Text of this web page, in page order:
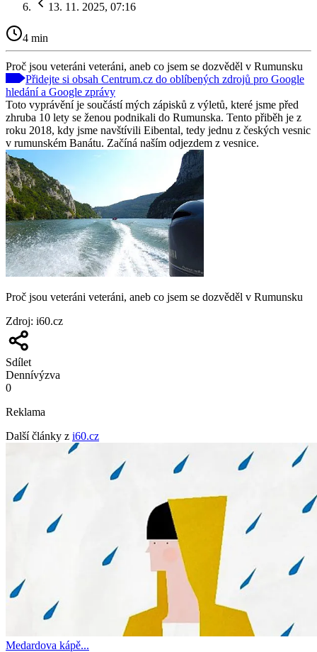
13. 11. 2025, 07:16
4 min
Proč jsou veteráni veteráni, aneb co jsem se dozvěděl v Rumunsku
Přidejte si obsah Centrum.cz do oblíbených zdrojů pro Google
hledání a Google zprávy
Toto vyprávění je součástí mých zápisků z výletů, které jsme před
zhruba 10 lety se ženou podnikali do Rumunska. Tento přiběh je z
roku 2018, kdy jsme navštívili Eibental, tedy jednu z českých vesnic
v rumunském Banátu. Začíná naším odjezdem z vesnice.
Proč jsou veteráni veteráni, aneb co jsem se dozvěděl v Rumunsku
Zdroj: i60.cz
Sdílet
Dennívýzva
0
Reklama
Další články z i60.cz
Medardova kápě...